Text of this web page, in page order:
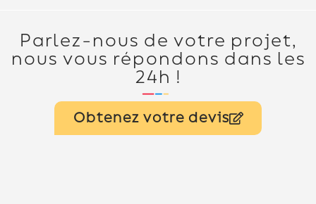
Parlez-nous de votre projet,
nous vous répondons dans les
24h !
Obtenez votre devis